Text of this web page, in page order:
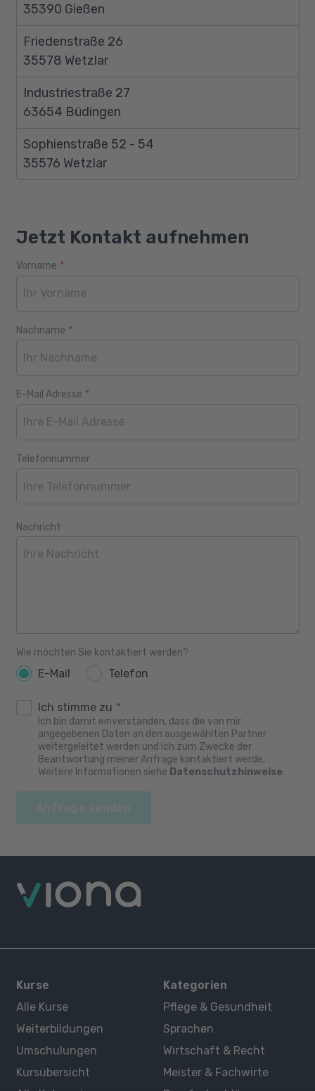
35390 Gießen
Friedenstraße 26
35578 Wetzlar
Industriestraße 27
63654 Büdingen
Sophienstraße 52 - 54
35576 Wetzlar
Jetzt Kontakt aufnehmen
Webseite
Alter
Vorname *
Nachname *
E-Mail Adresse *
Telefonnummer
Nachricht
Wie möchten Sie kontaktiert werden?
E-Mail Telefon
Ich stimme zu *
Ich bin damit einverstanden, dass die von mir
angegebenen Daten an den ausgewählten Partner
weitergeleitet werden und ich zum Zwecke der
Beantwortung meiner Anfrage kontaktiert werde.
Weitere Informationen siehe Datenschutzhinweise.
Kurse
Alle Kurse
Weiterbildungen
Umschulungen
Kursübersicht
Kategorien
Pflege & Gesundheit
Sprachen
Wirtschaft & Recht
Meister & Fachwirte